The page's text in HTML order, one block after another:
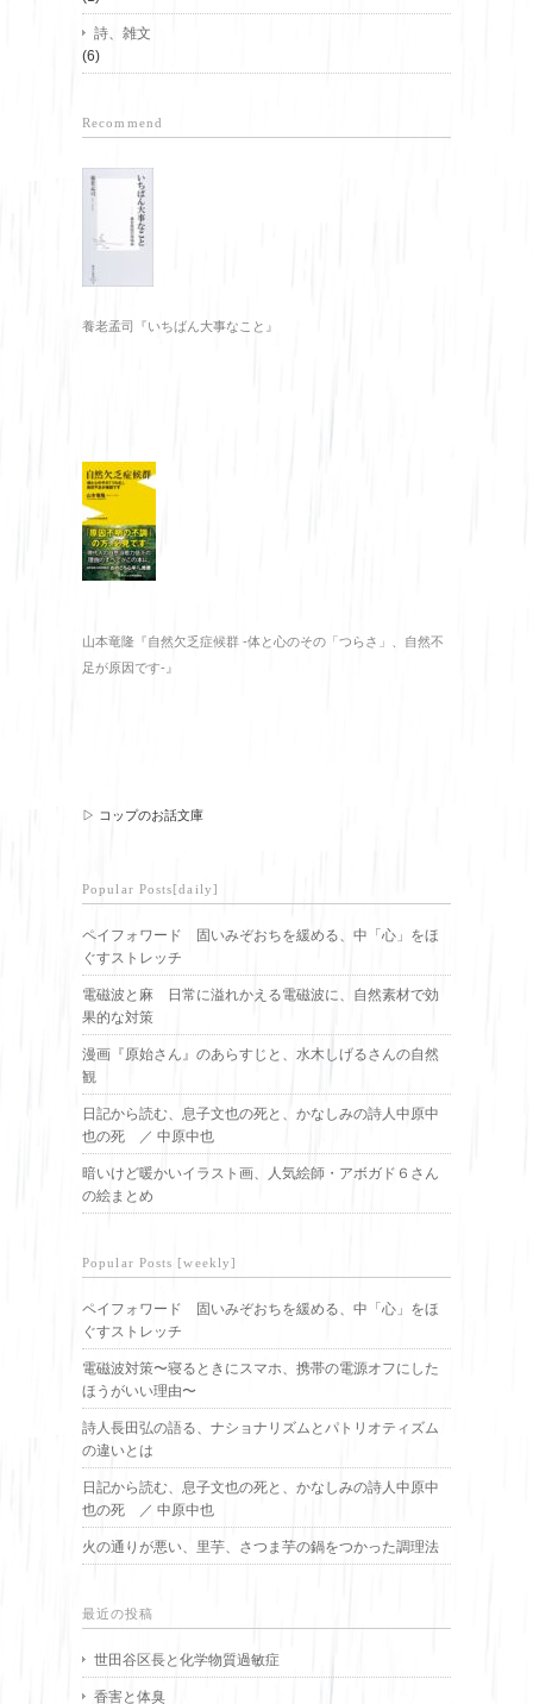
詩、雑文
(6)
Recommend
養老孟司『いちばん大事なこと』
山本竜隆『自然欠乏症候群 -体と心のその「つらさ」、自然不
足が原因です-』
▷ コップのお話文庫
Popular Posts[daily]
ペイフォワード 固いみぞおちを緩める、中「心」をほ
ぐすストレッチ
電磁波と麻 日常に溢れかえる電磁波に、自然素材で効
果的な対策
漫画『原始さん』のあらすじと、水木しげるさんの自然
観
日記から読む、息子文也の死と、かなしみの詩人中原中
也の死 ／ 中原中也
暗いけど暖かいイラスト画、人気絵師・アボガド６さん
の絵まとめ
Popular Posts [weekly]
ペイフォワード 固いみぞおちを緩める、中「心」をほ
ぐすストレッチ
電磁波対策〜寝るときにスマホ、携帯の電源オフにした
ほうがいい理由〜
詩人長田弘の語る、ナショナリズムとパトリオティズム
の違いとは
日記から読む、息子文也の死と、かなしみの詩人中原中
也の死 ／ 中原中也
火の通りが悪い、里芋、さつま芋の鍋をつかった調理法
最近の投稿
世田谷区長と化学物質過敏症
香害と体臭